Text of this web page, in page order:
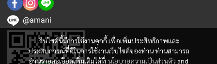
เว็บไซต์นี้มีการใช้งานคุกกี้ เพื่อเพิ่มประสิทธิภาพและ
ประสบการณ์ที่ดีในการใช้งานเว็บไซต์ของท่าน ท่านสามารถ
อ่านรายละเอียดเพิ่มเติมได้ที่ นโยบายความเป็นส่วนตัว and
@amani